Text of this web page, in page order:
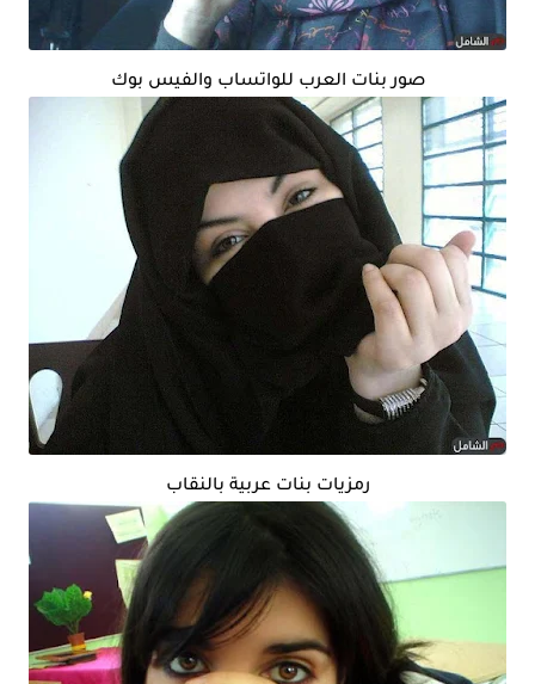
صور بنات العرب للواتساب والفيس بوك
رمزيات بنات عربية بالنقاب